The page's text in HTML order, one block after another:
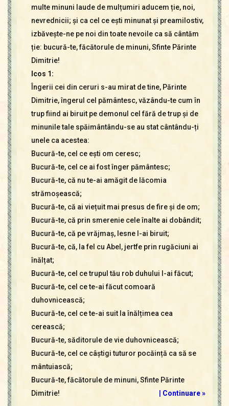
multe minuni laude de mulțumiri aducem ție, noi,
nevrednicii; și ca cel ce ești minunat și preamilostiv,
izbăvește-ne pe noi din toate nevoile ca să cântăm
ție: bucură-te, făcătorule de minuni, Sfinte Părinte
Dimitrie!
Icos 1:
Îngerii cei din ceruri s-au mirat de tine, Părinte
Dimitrie, îngerul cel pământesc, văzându-te cum în
trup fiind ai biruit pe demonul cel fără de trup și de
minunile tale spăimântându-se au stat cântându-ți
unele ca acestea:
Bucură-te, cel ce ești om ceresc;
Bucură-te, cel ce ai fost înger pământesc;
Bucură-te, că nu te-ai amăgit de lăcomia
strămoșească;
Bucură-te, că ai viețuit mai presus de fire și de om;
Bucură-te, că prin smerenie cele înalte ai dobândit;
Bucură-te, că pe vrăjmaș, lesne l-ai biruit;
Bucură-te, că, la fel cu Abel, jertfe prin rugăciuni ai
înălțat;
Bucură-te, cel ce trupul tău rob duhului l-ai făcut;
Bucură-te, cel ce te-ai făcut comoară
duhovnicească;
Bucură-te, cel ce te-ai suit la înălțimea cea
cerească;
Bucură-te, săditorule de vie duhovnicească;
Bucură-te, cel ce câștigi tuturor pocăință ca să se
mântuiască;
Bucură-te, făcătorule de minuni, Sfinte Părinte
Dimitrie!
| Continuare »